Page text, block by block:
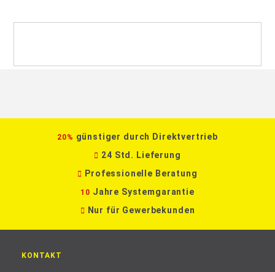
20% günstiger durch Direktvertrieb
24 Std. Lieferung
Professionelle Beratung
10 Jahre Systemgarantie
Nur für Gewerbekunden
KONTAKT